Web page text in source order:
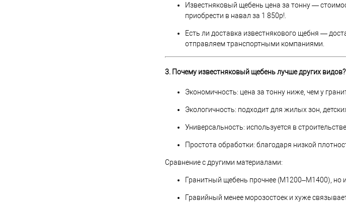
Известняковый щебень цена за тонну —
приобрести в навал за 1 850р!.
Есть ли доставка известнякового щебня —
отправляем транспортными компаниями.
3. Почему известняковый щебень лучше других видов?
Экономичность: цена за тонну ниже, чем у
Экологичность: подходит для жилых зон,
Универсальность: используется в
Простота обработки: благодаря низкой
Сравнение с другими материалами:
Гранитный щебень прочнее (М1200–М1400), но
Гравийный менее морозостоек и хуже